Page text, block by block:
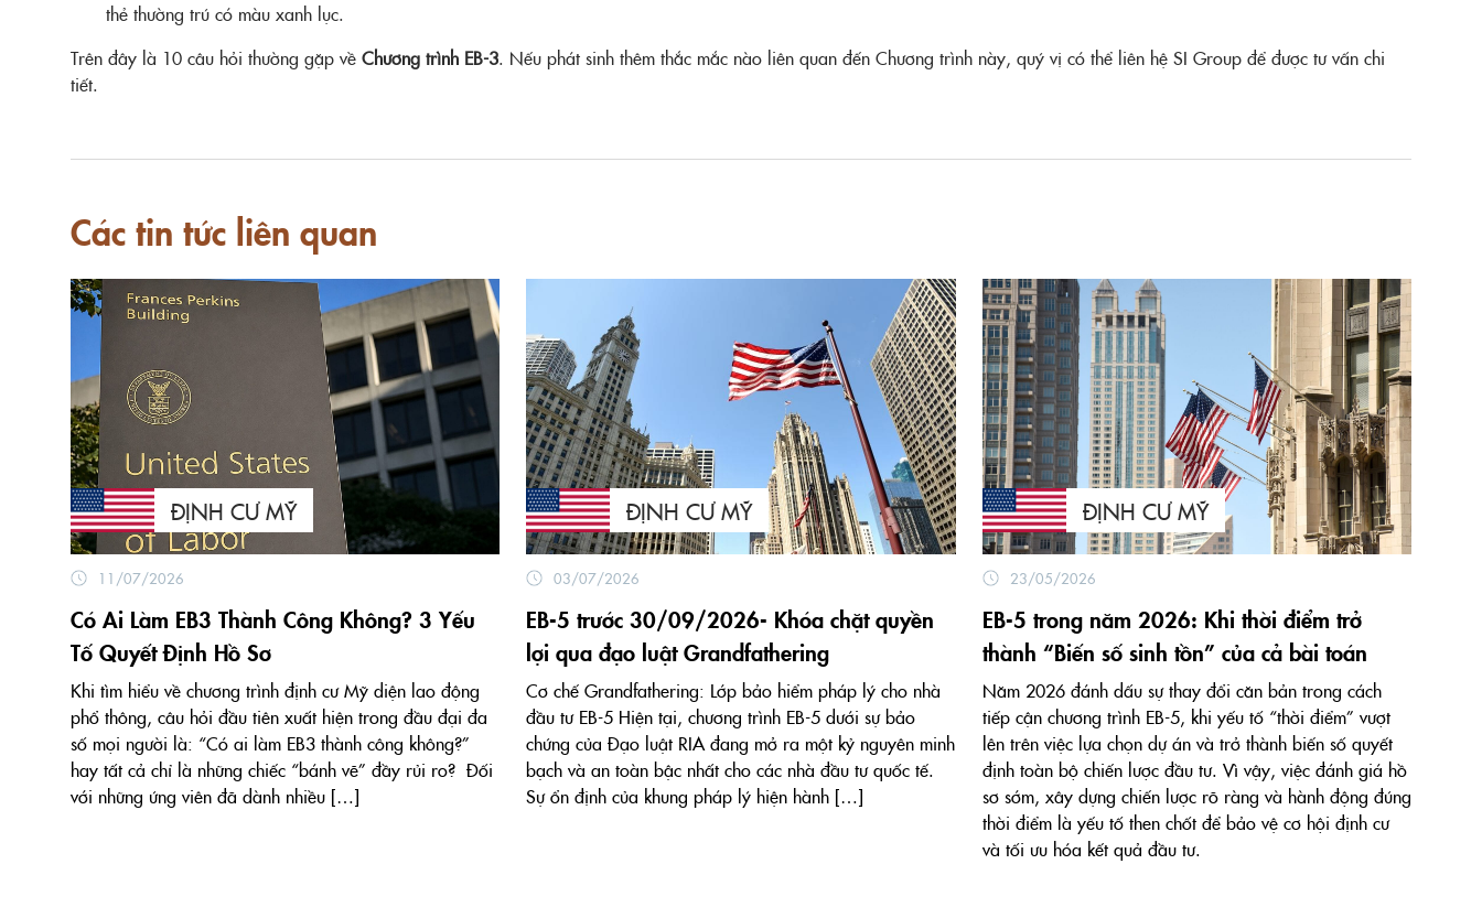
thẻ thường trú có màu xanh lục.
Trên đây là 10 câu hỏi thường gặp về Chương trình EB-3. Nếu phát sinh thêm thắc mắc nào liên quan đến Chương trình này, quý vị có thể liên hệ SI Group để được tư vấn chi
tiết.
Các tin tức liên quan
ĐỊNH CƯ MỸ
11/07/2026
Có Ai Làm EB3 Thành Công Không? 3 Yếu
Tố Quyết Định Hồ Sơ
Khi tìm hiểu về chương trình định cư Mỹ diện lao động
phổ thông, câu hỏi đầu tiên xuất hiện trong đầu đại đa
số mọi người là: “Có ai làm EB3 thành công không?”
hay tất cả chỉ là những chiếc “bánh vẽ” đầy rủi ro? Đối
với những ứng viên đã dành nhiều […]
ĐỊNH CƯ MỸ
03/07/2026
EB-5 trước 30/09/2026- Khóa chặt quyền
lợi qua đạo luật Grandfathering
Cơ chế Grandfathering: Lớp bảo hiểm pháp lý cho nhà
đầu tư EB-5 Hiện tại, chương trình EB-5 dưới sự bảo
chứng của Đạo luật RIA đang mở ra một kỷ nguyên minh
bạch và an toàn bậc nhất cho các nhà đầu tư quốc tế.
Sự ổn định của khung pháp lý hiện hành […]
ĐỊNH CƯ MỸ
23/05/2026
EB-5 trong năm 2026: Khi thời điểm trở
thành “Biến số sinh tồn” của cả bài toán
Năm 2026 đánh dấu sự thay đổi căn bản trong cách
tiếp cận chương trình EB-5, khi yếu tố “thời điểm” vượt
lên trên việc lựa chọn dự án và trở thành biến số quyết
định toàn bộ chiến lược đầu tư. Vì vậy, việc đánh giá hồ
sơ sớm, xây dựng chiến lược rõ ràng và hành động đúng
thời điểm là yếu tố then chốt để bảo vệ cơ hội định cư
và tối ưu hóa kết quả đầu tư.